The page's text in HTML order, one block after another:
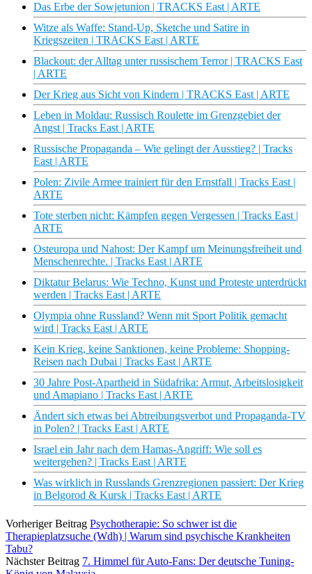
Das Erbe der Sowjetunion | TRACKS East | ARTE
Witze als Waffe: Stand-Up, Sketche und Satire in
Kriegszeiten | TRACKS East | ARTE
Blackout: der Alltag unter russischem Terror | TRACKS East
| ARTE
Der Krieg aus Sicht von Kindern | TRACKS East | ARTE
Leben in Moldau: Russisch Roulette im Grenzgebiet der
Angst | Tracks East | ARTE
Russische Propaganda – Wie gelingt der Ausstieg? | Tracks
East | ARTE
Polen: Zivile Armee trainiert für den Ernstfall | Tracks East |
ARTE
Tote sterben nicht: Kämpfen gegen Vergessen | Tracks East |
ARTE
Osteuropa und Nahost: Der Kampf um Meinungsfreiheit und
Menschenrechte. | Tracks East | ARTE
Diktatur Belarus: Wie Techno, Kunst und Proteste unterdrückt
werden | Tracks East | ARTE
Olympia ohne Russland? Wenn mit Sport Politik gemacht
wird | Tracks East | ARTE
Kein Krieg, keine Sanktionen, keine Probleme: Shopping-
Reisen nach Dubai | Tracks East | ARTE
30 Jahre Post-Apartheid in Südafrika: Armut, Arbeitslosigkeit
und Amapiano | Tracks East | ARTE
Ändert sich etwas bei Abtreibungsverbot und Propaganda-TV
in Polen? | Tracks East | ARTE
Israel ein Jahr nach dem Hamas-Angriff: Wie soll es
weitergehen? | Tracks East | ARTE
Was wirklich in Russlands Grenzregionen passiert: Der Krieg
in Belgorod & Kursk | Tracks East | ARTE
Vorheriger Beitrag Psychotherapie: So schwer ist die
Therapieplatzsuche (Wdh) | Warum sind psychische Krankheiten
Tabu?
Nächster Beitrag 7. Himmel für Auto-Fans: Der deutsche Tuning-